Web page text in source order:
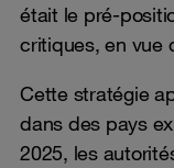
était le pré-
critiques, en vue
Cette stratégie
dans des pays
2025, les